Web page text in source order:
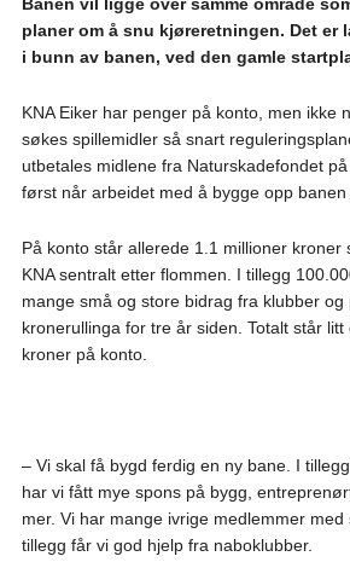
planer om å snu kjøreretningen. Det er
i bunn av banen, ved den gamle
KNA Eiker har penger på konto, men ikke
søkes spillemidler så snart
utbetales midlene fra Naturskadefondet
først når arbeidet med å bygge opp banen
På konto står allerede 1.1 millioner kroner
KNA sentralt etter flommen. I tillegg
mange små og store bidrag fra klubber og
kronerullinga for tre år siden. Totalt står
kroner på konto.
– Vi skal få bygd ferdig en ny bane. I
har vi fått mye spons på bygg,
mer. Vi har mange ivrige medlemmer med
tillegg får vi god hjelp fra naboklubber.